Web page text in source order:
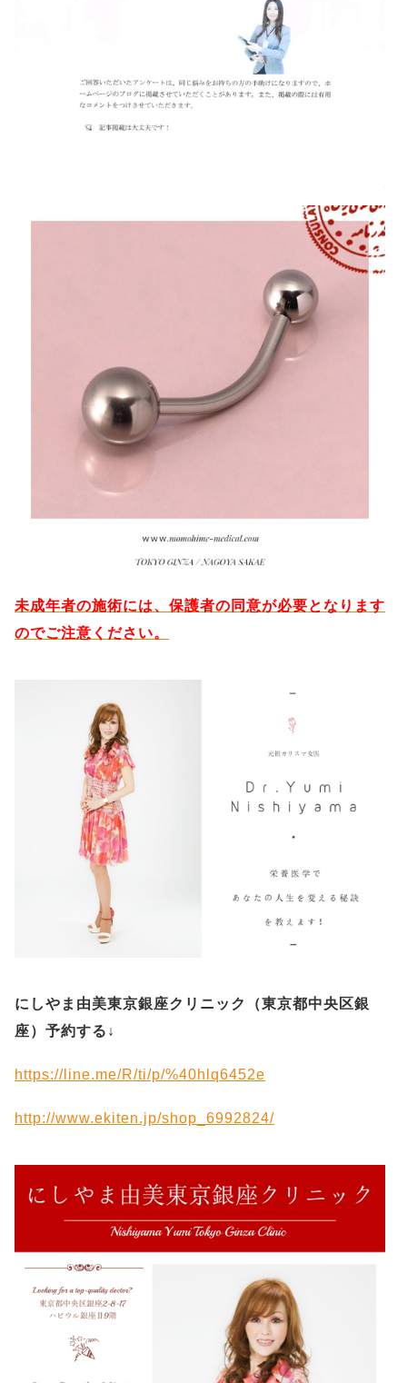
未成年者の施術には、保護者の同意が必要となります
のでご注意ください。
にしやま由美東京銀座クリニック（東京都中央区銀
座）予約する ↓
https://line.me/R/ti/p/%40hlq6452e
http://www.ekiten.jp/shop_6992824/